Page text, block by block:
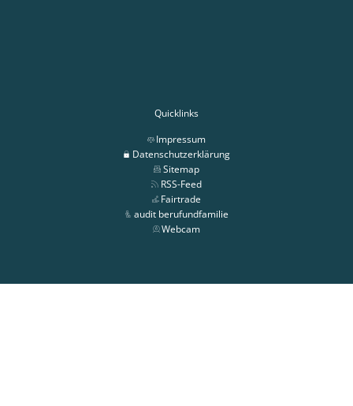
Quicklinks
Impressum
Datenschutzerklärung
Sitemap
RSS-Feed
Fairtrade
audit berufundfamilie
Webcam